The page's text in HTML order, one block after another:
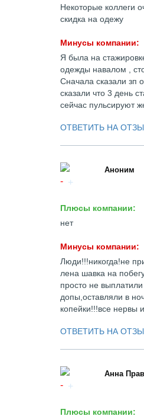
Некоторые коллеги
скидка на одежу
Минусы компании:
Я была на
одежды навалом ,
Сначала сказали зп
сказали что 3 день
сейчас пульсируют
ОТВЕТИТЬ НА
Аноним
Плюсы компании:
нет
Минусы компании:
Люди!!!никогда!не
лена шавка на
просто не
допы,оставляли в
копейки!!!все нервы
ОТВЕТИТЬ НА
Анна
Плюсы компании: